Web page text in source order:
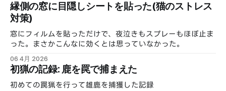
縁側の窓に目隠しシートを貼った(猫のストレス
対策)
窓にフィルムを貼っただけで、夜泣きもスプレーもほぼ止ま
った。まさかこんなに効くとは思っていなかった。
06 4月 2026
初猟の記録: 鹿を罠で捕まえた
初めての罠猟を行って雄鹿を捕獲した記録